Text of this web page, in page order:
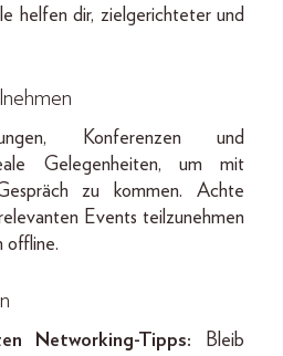
helfen dir, zielgerichteter und
Konferenzen und
Gelegenheiten, um mit
zu kommen. Achte
Events teilzunehmen
offline.
Networking-Tipps: Bleib